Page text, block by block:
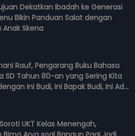
Dekatkan Ibadah ke Generasi
Bikin Panduan Salat dengan
Anak Skena
Rauf, Pengarang Buku Bahasa
SD Tahun 80-an yang Sering Kita
Ini Budi, Ini Bapak Budi, Ini Adik
UKT Kelas Menengah,